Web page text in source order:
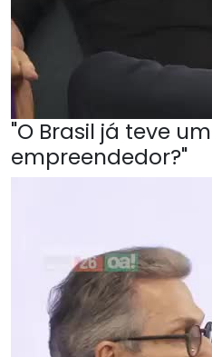
"O Brasil já teve
empreendedor?"